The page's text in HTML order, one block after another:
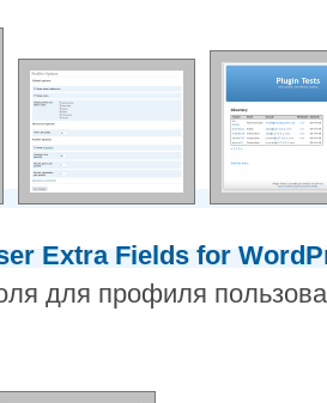
Extra Fields for
для профиля